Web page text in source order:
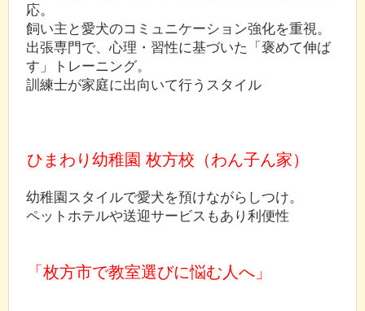
応。
飼い主と愛犬のコミュニケーション強化を重視。
出張専門で、心理・習性に基づいた「褒めて伸ば
す」トレーニング。
訓練士が家庭に出向いて行うスタイル
ひまわり幼稚園 枚方校（わん子ん家）
幼稚園スタイルで愛犬を預けながらしつけ。
ペットホテルや送迎サービスもあり利便性
「枚方市で教室選びに悩む人へ」